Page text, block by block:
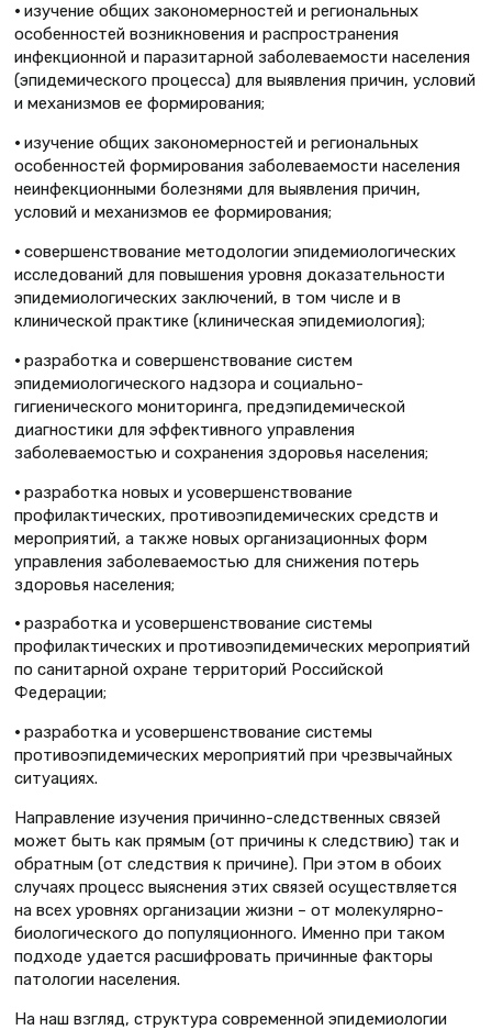
• изучение общих закономерностей и региональных
особенностей возникновения и распространения
инфекционной и паразитарной заболеваемости населения
(эпидемического процесса) для выявления причин, условий
и механизмов ее формирования;
• изучение общих закономерностей и региональных
особенностей формирования заболеваемости населения
неинфекционными болезнями для выявления причин,
условий и механизмов ее формирования;
• совершенствование методологии эпидемиологических
исследований для повышения уровня доказательности
эпидемиологических заключений, в том числе и в
клинической практике (клиническая эпидемиология);
• разработка и совершенствование систем
эпидемиологического надзора и социально-
гигиенического мониторинга, предэпидемической
диагностики для эффективного управления
заболеваемостью и сохранения здоровья населения;
• разработка новых и усовершенствование
профилактических, противоэпидемических средств и
мероприятий, а также новых организационных форм
управления заболеваемостью для снижения потерь
здоровья населения;
• разработка и усовершенствование системы
профилактических и противоэпидемических мероприятий
по санитарной охране территорий Российской
Федерации;
• разработка и усовершенствование системы
противоэпидемических мероприятий при чрезвычайных
ситуациях.
Направление изучения причинно-следственных связей
может быть как прямым (от причины к следствию) так и
обратным (от следствия к причине). При этом в обоих
случаях процесс выяснения этих связей осуществляется
на всех уровнях организации жизни – от молекулярно-
биологического до популяционного. Именно при таком
подходе удается расшифровать причинные факторы
патологии населения.
На наш взгляд, структура современной эпидемиологии